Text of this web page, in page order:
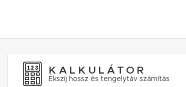
KALKULÁTOR
Ékszíj hossz és tengelytáv számítás